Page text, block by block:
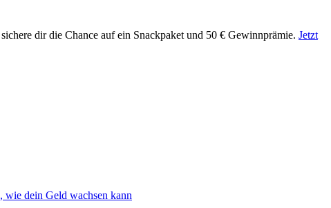
dir die Chance auf ein Snackpaket und 50 € Gewinnprämie. Jetzt
wie dein Geld wachsen kann